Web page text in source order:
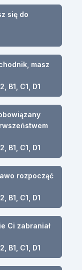
się do
masz
B1, C1, D1
B1, C1, D1
rozpocząć
B1, C1, D1
Ci zabraniał
B1, C1, D1